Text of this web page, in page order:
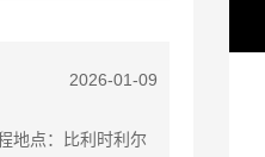
2026-01-09
地点：比利时利尔